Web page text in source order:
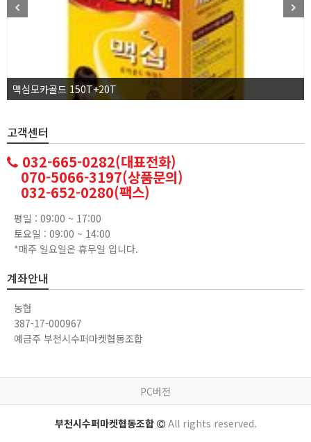
맥심모카골드 150T+20T
고객센터
032-665-0282(대표전화)
070-5066-3197(상품문의)
032-652-0280(팩스)
평일 : 09:00 ~ 17:00
토요일 : 09:00 ~ 14:00
*매주 일요일은 휴무일 입니다.
계좌안내
농협
387-17-000967
예금주 부천시수퍼마켓협동조합
PC버전
부천시수퍼마켓협동조합 All rights reserved.